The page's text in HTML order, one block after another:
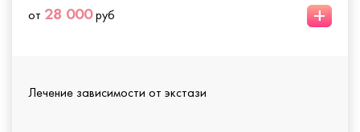
от 28 000руб +
Лечение зависимости от экстази